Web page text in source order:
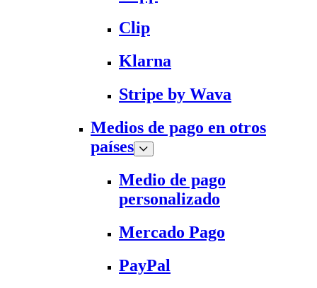
Clip
Klarna
Stripe by Wava
Medios de pago en otros
países
Medio de pago
personalizado
Mercado Pago
PayPal